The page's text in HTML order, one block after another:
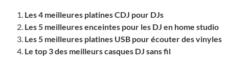
Les 4 meilleures platines CDJ pour DJs
Les 5 meilleures enceintes pour les DJ en home studio
Les 5 meilleures platines USB pour écouter des vinyles
Le top 3 des meilleurs casques DJ sans fil